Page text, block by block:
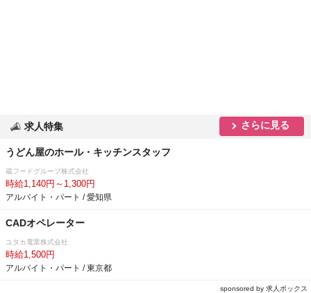
求人特集 さらに見る
うどん屋のホール・キッチンスタッフ
蔵フードグループ株式会社
時給1,140円～1,300円
アルバイト・パート / 愛知県
CADオペレーター
ユタカ電業株式会社
時給1,500円
アルバイト・パート / 東京都
sponsored by 求人ボックス